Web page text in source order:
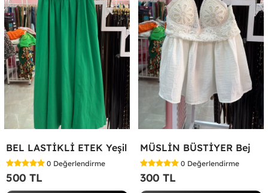
BEL LASTİKLİ ETEK Yeşil
0 Değerlendirme
500 TL
MÜSLİN BÜSTİYER Bej
0 Değerlendirme
300 TL